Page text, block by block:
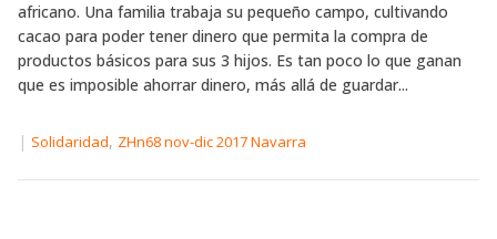
africano. Una familia trabaja su pequeño campo, cultivando
cacao para poder tener dinero que permita la compra de
productos básicos para sus 3 hijos. Es tan poco lo que ganan
que es imposible ahorrar dinero, más allá de guardar...
| Solidaridad, ZHn68 nov-dic 2017 Navarra